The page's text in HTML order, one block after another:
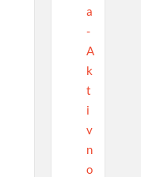
a
-
A
k
t
i
v
n
o